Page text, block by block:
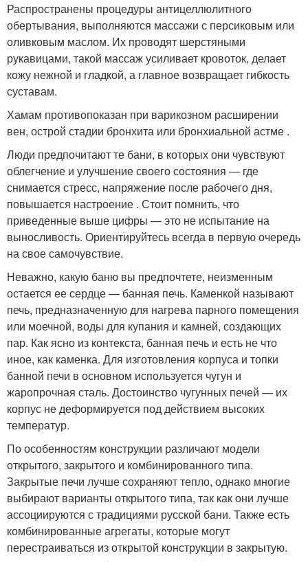
Распространены процедуры антицеллюлитного
обертывания, выполняются массажи с персиковым или
оливковым маслом. Их проводят шерстяными
рукавицами, такой массаж усиливает кровоток, делает
кожу нежной и гладкой, а главное возвращает гибкость
суставам.
Хамам противопоказан при варикозном расширении
вен, острой стадии бронхита или бронхиальной астме .
Люди предпочитают те бани, в которых они чувствуют
облегчение и улучшение своего состояния — где
снимается стресс, напряжение после рабочего дня,
повышается настроение . Стоит помнить, что
приведенные выше цифры — это не испытание на
выносливость. Ориентируйтесь всегда в первую очередь
на свое самочувствие.
Неважно, какую баню вы предпочтете, неизменным
остается ее сердце — банная печь. Каменкой называют
печь, предназначенную для нагрева парного помещения
или моечной, воды для купания и камней, создающих
пар. Как ясно из контекста, банная печь и есть не что
иное, как каменка. Для изготовления корпуса и топки
банной печи в основном используется чугун и
жаропрочная сталь. Достоинство чугунных печей — их
корпус не деформируется под действием высоких
температур.
По особенностям конструкции различают модели
открытого, закрытого и комбинированного типа.
Закрытые печи лучше сохраняют тепло, однако многие
выбирают варианты открытого типа, так как они лучше
ассоциируются с традициями русской бани. Также есть
комбинированные агрегаты, которые могут
перестраиваться из открытой конструкции в закрытую.